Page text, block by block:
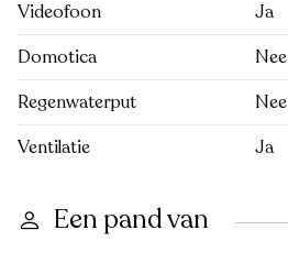
Videofoon
Ja
Domotica
Nee
Regenwaterput
Nee
Ventilatie
Ja
Een pand van